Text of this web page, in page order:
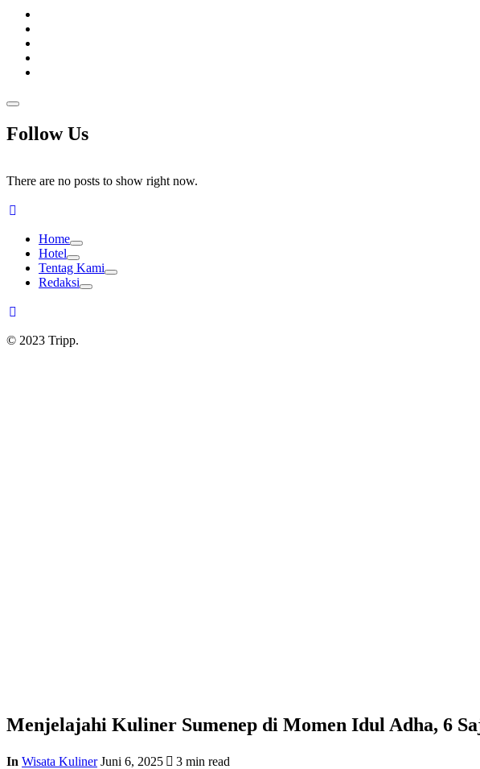
Follow Us
There are no posts to show right now.
Home
Hotel
Tentag Kami
Redaksi
© 2023 Tripp.
Menjelajahi Kuliner Sumenep di Momen Idul Adha, 6
In Wisata Kuliner Juni 6, 2025 3 min read